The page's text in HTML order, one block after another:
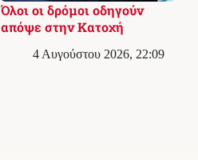
Όλοι οι δρόμοι οδηγούν
απόψε στην Κατοχή
4 Αυγούστου 2026, 22:09